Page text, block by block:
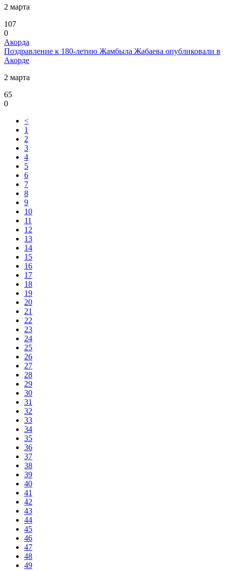
2 марта
107
0
Акорда
Поздравление к 180-летию Жамбыла Жабаева опубликовали в
Акорде
2 марта
65
0
<
1
2
3
4
5
6
7
8
9
10
11
12
13
14
15
16
17
18
19
20
21
22
23
24
25
26
27
28
29
30
31
32
33
34
35
36
37
38
39
40
41
42
43
44
45
46
47
48
49